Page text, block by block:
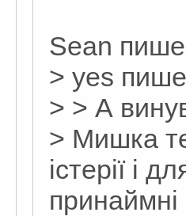
Sean
> yes
> > А
> Мишка
істерії і
принаймні